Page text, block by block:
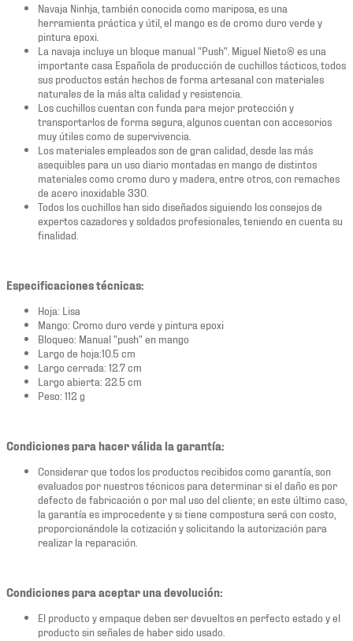
Navaja Ninhja, también conocida como mariposa, es una
herramienta práctica y útil, el mango es de cromo duro verde y
pintura epoxi.
La navaja incluye un bloque manual "Push". Miguel Nieto® es una
importante casa Española de producción de cuchillos tácticos, todos
sus productos están hechos de forma artesanal con materiales
naturales de la más alta calidad y resistencia.
Los cuchillos cuentan con funda para mejor protección y
transportarlos de forma segura, algunos cuentan con accesorios
muy útiles como de supervivencia.
Los materiales empleados son de gran calidad, desde las más
asequibles para un uso diario montadas en mango de distintos
materiales como cromo duro y madera, entre otros, con remaches
de acero inoxidable 330.
Todos los cuchillos han sido diseñados siguiendo los consejos de
expertos cazadores y soldados profesionales, teniendo en cuenta su
finalidad.
Especificaciones técnicas:
Hoja: Lisa
Mango: Cromo duro verde y pintura epoxi
Bloqueo: Manual "push" en mango
Largo de hoja:10.5 cm
Largo cerrada: 12.7 cm
Largo abierta: 22.5 cm
Peso: 112 g
Condiciones para hacer válida la garantía:
Considerar que todos los productos recibidos como garantía, son
evaluados por nuestros técnicos para determinar si el daño es por
defecto de fabricación o por mal uso del cliente; en este último caso,
la garantía es improcedente y si tiene compostura será con costo,
proporcionándole la cotización y solicitando la autorización para
realizar la reparación.
Condiciones para aceptar una devolución:
El producto y empaque deben ser devueltos en perfecto estado y el
producto sin señales de haber sido usado.